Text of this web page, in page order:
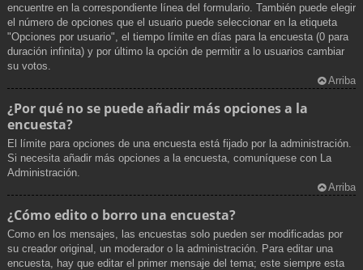
encuentre en la correspondiente línea del formulario. También puede elegir
el número de opciones que el usuario puede seleccionar en la etiqueta
"Opciones por usuario", el tiempo límite en días para la encuesta (0 para
duración infinita) y por último la opción de permitir a lo usuarios cambiar
su votos.
Arriba
¿Por qué no se puede añadir más opciones a la
encuesta?
El límite para opciones de una encuesta está fijado por la administración.
Si necesita añadir más opciones a la encuesta, comuníquese con La
Administración.
Arriba
¿Cómo edito o borro una encuesta?
Como en los mensajes, las encuestas solo pueden ser modificadas por
su creador original, un moderador o la administración. Para editar una
encuesta, hay que editar el primer mensaje del tema; este siempre esta